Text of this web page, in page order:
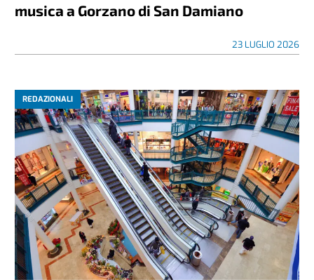
musica a Gorzano di San Damiano
23 LUGLIO 2026
REDAZIONALI